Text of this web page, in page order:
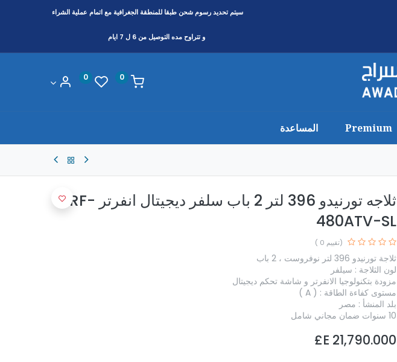
سيتم تحديد رسوم شحن طبقاللمنطقةالجغرافية مع اتمام عملية الشراء
و تتراوح مده التوصيل من 6 ل 7 ايام
0
0
Premium المساعدة
ثلاجه تورنيدو 396 لتر 2 باب سلفر ديجيتال انفرتر RF-
480ATV-SL
(تقييم 0 )
ثلاجة تورنيدو 396 لتر نوفروست ، 2 باب
لون الثلاجة : سيلفر
مزودة بتكنولوجيا الانفرتر و شاشة تحكم ديجيتال
مستوى كفاءة الطاقة : ( A )
بلد المنشأ : مصر
10 سنوات ضمان مجاني شامل
21,790.000